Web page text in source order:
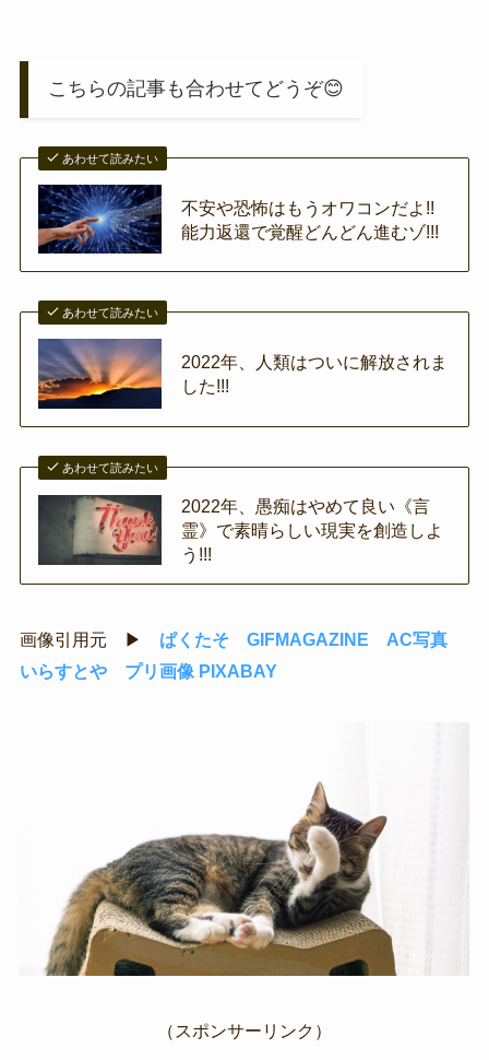
こちらの記事も合わせてどうぞ😊
あわせて読みたい
不安や恐怖はもうオワコンだよ!!
能力返還で覚醒どんどん進むゾ!!!
あわせて読みたい
2022年、人類はついに解放されま
した!!!
あわせて読みたい
2022年、愚痴はやめて良い《言
霊》で素晴らしい現実を創造しよ
う!!!
画像引用元 ▶ ぱくたそ GIFMAGAZINE
AC写真
いらすとや
プリ画像 PIXABAY
（スポンサーリンク）